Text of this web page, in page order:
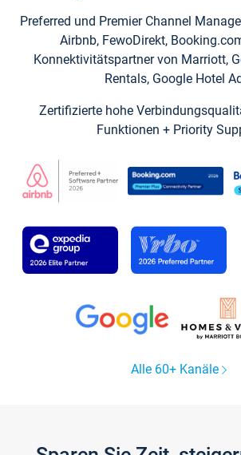
Preferred und Premier Channel
Airbnb, FewoDirekt,
Konnektivitätspartner von Marriott,
Rentals, Google Hotel
Zertifizierte hohe
Funktionen + Priority
Alle 60+ Kanäle